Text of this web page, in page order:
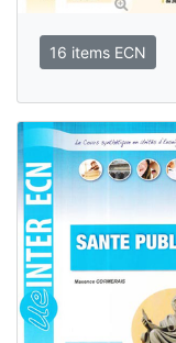
16 items ECN